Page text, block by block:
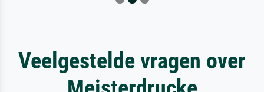
Veelgestelde vragen over